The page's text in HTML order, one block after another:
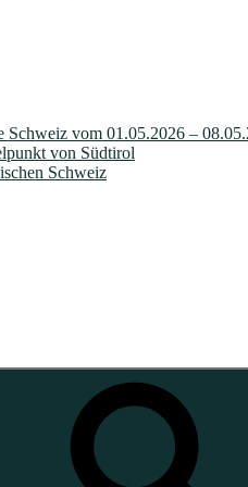
Schweiz vom 01.05.2026 –
von Südtirol
Schweiz